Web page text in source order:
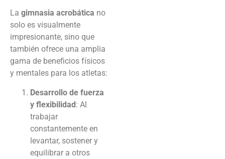
La gimnasia acrobática no
solo es visualmente
impresionante, sino que
también ofrece una amplia
gama de beneficios físicos
y mentales para los atletas:
Desarrollo de fuerza
y flexibilidad: Al
trabajar
constantemente en
levantar, sostener y
equilibrar a otros